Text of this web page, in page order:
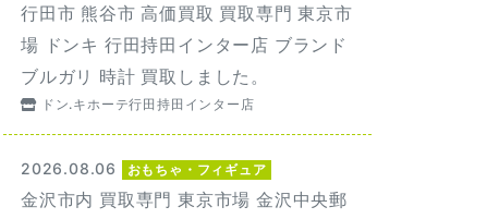
行田市 熊谷市 高価買取 買取専門 東京市
場 ドンキ 行田持田インター店 ブランド
ブルガリ 時計 買取しました。
ドン.キホーテ行田持田インター店
2026.08.06 おもちゃ・フィギュア
金沢市内 買取専門 東京市場 金沢中央郵